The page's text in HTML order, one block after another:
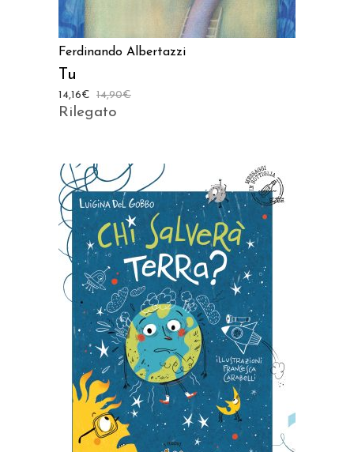
Ferdinando Albertazzi
Tu
14,90€
14,16€
Rilegato
AGGIUNGI AL CARRELLO